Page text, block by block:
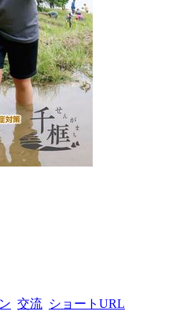
交流 ショートURL